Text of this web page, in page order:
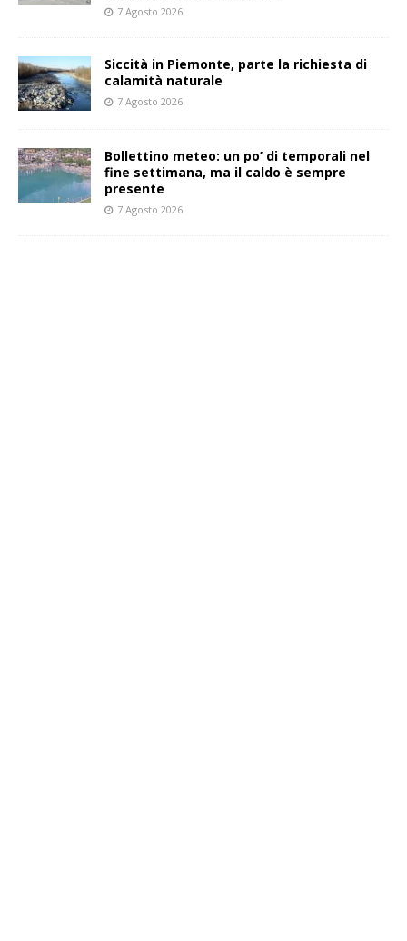
7 Agosto 2026
Siccità in Piemonte, parte la richiesta di
calamità naturale
7 Agosto 2026
Bollettino meteo: un po’ di temporali nel
fine settimana, ma il caldo è sempre
presente
7 Agosto 2026